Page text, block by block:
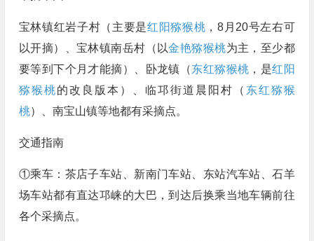
宝林镇红岩子村（主要是红阳猕猴桃 ，8月20号左右可
以开摘）、宝林镇南岳村（以金艳猕猴桃为主，至少都
要等到下个月才能摘）、卧龙镇（东红猕猴桃 ，是红阳
猕猴桃的改良版本）、临邛街道晨阳村（ 东红猕猴
桃）、南宝山镇等地都有采摘点。
交通指南
①乘车：茶店子车站、新南门车站、东站汽车站、石羊
场车站都有直达邛崃的大巴，到达后换乘当地车辆前往
各个采摘点。